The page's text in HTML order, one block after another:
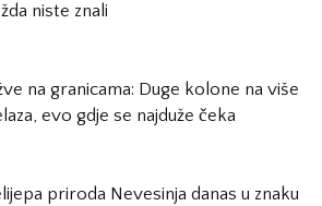
niste znali
na granicama: Duge kolone na više
evo gdje se najduže čeka
priroda Nevesinja danas u znaku